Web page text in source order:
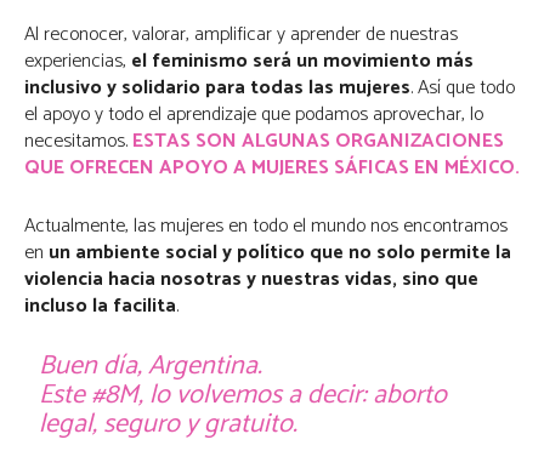
Al reconocer, valorar, amplificar y aprender de nuestras
experiencias, el feminismo será un movimiento más
inclusivo y solidario para todas las mujeres.Así que todo
el apoyo y todo el aprendizaje que podamos aprovechar, lo
necesitamos.ESTAS SON ALGUNAS ORGANIZACIONES
QUE OFRECEN APOYO A MUJERES SÁFICAS EN MÉXICO.
Actualmente, las mujeres en todo el mundo nos encontramos
en un ambiente social y político que no solo permite la
violencia hacia nosotras y nuestras vidas, sino que
incluso la facilita.
Buen día, Argentina.
Este#8M, lo volvemos a decir: aborto
legal, seguro y gratuito.